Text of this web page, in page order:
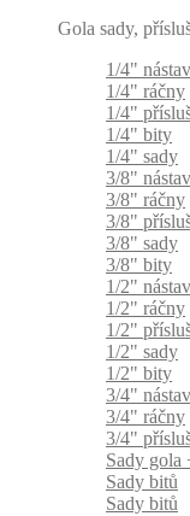
Gola sady,
1/4"
1/4" ráčny
1/4"
1/4" bity
1/4" sady
3/8"
3/8" ráčny
3/8"
3/8" sady
3/8" bity
1/2"
1/2" ráčny
1/2"
1/2" sady
1/2" bity
3/4"
3/4" ráčny
3/4"
Sady gola
Sady bitů
Sady bitů